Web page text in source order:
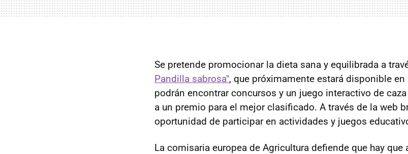
Se pretende promocionar la dieta sana y equilibrada a
Pandilla sabrosa", que próximamente estará disponible
podrán encontrar concursos y un juego interactivo de
a un premio para el mejor clasificado. A través de la web
oportunidad de participar en actividades y juegos
La comisaria europea de Agricultura defiende que hay que